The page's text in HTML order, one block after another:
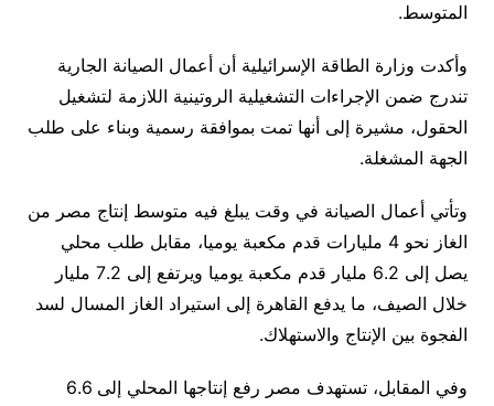
المتوسط.
وأكدت وزارة الطاقة الإسرائيلية أن أعمال الصيانة الجارية
تندرج ضمن الإجراءات التشغيلية الروتينية اللازمة لتشغيل
الحقول، مشيرة إلى أنها تمت بموافقة رسمية وبناء على طلب
الجهة المشغلة.
وتأتي أعمال الصيانة في وقت يبلغ فيه متوسط إنتاج مصر من
الغاز نحو 4 مليارات قدم مكعبة يوميا، مقابل طلب محلي
يصل إلى 6.2 مليار قدم مكعبة يوميا ويرتفع إلى 7.2 مليار
خلال الصيف، ما يدفع القاهرة إلى استيراد الغاز المسال لسد
الفجوة بين الإنتاج والاستهلاك.
وفي المقابل، تستهدف مصر رفع إنتاجها المحلي إلى 6.6